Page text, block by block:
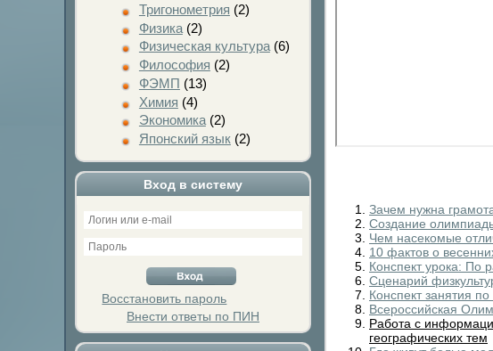
Тригонометрия (2)
Физика(2)
Физическая культура(6)
Философия (2)
ФЭМП (13)
Химия (4)
Экономика(2)
Японский язык(2)
Вход в систему
Восстановить пароль
Внести ответы по ПИН
Зачем нужна
Создание
Чем насекомые
10 фактов о
Конспект урока: По
Сценарий
Конспект занятия
Всероссийская
Работа с
географических тем